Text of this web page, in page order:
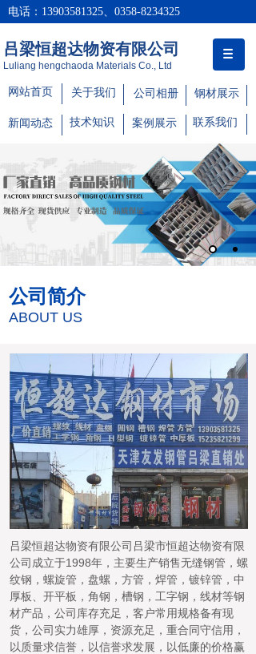
电话：13903581325、0358-8234325
公司相册
新闻动态 技术知识 案例展示
钢材展示
关于我们
网站首页
联系我们
吕梁恒超达物资有限公司
Luliang hengchaoda Materials Co., Ltd
公司简介
ABOUT US
吕梁恒超达物资有限公司吕梁市恒超达物资有限
公司成立于1998年，主要生产销售无缝钢管，螺
纹钢，螺旋管，盘螺，方管，焊管，镀锌管，中
厚板、开平板，角钢，槽钢，工字钢，线材等钢
材产品，公司库存充足，客户常用规格备有现
货，公司实力雄厚，资源充足，重合同守信用，
以质量求信誉，以信誉求发展，以低廉的价格赢